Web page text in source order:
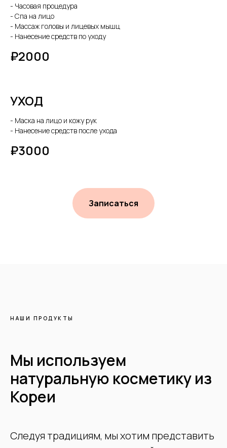
- Часовая процедура
- Спа на лицо
- Массаж головы и лицевых мышц
- Нанесение средств по уходу
₽2000
УХОД
- Маска на лицо и кожу рук
- Нанесение средств после ухода
₽3000
Записаться
НАШИ ПРОДУКТЫ
Мы используем
натуральную косметику из
Кореи
Следуя традициям, мы хотим представить